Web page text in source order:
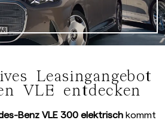
Leasingangebot
VLE entdecken
Benz VLE 300 elektrisch kommt